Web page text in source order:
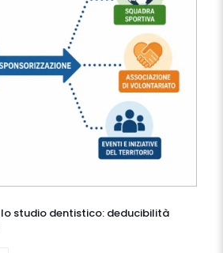
studio dentistico: deducibilità